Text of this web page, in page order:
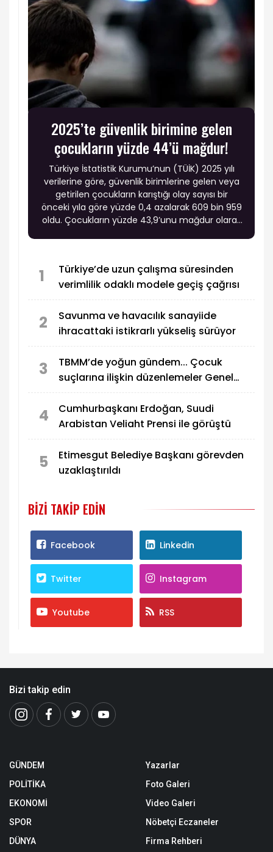
2025’te güvenlik birimine gelen
çocukların yüzde 44’ü mağdur!
Türkiye İstatistik Kurumu’nun (TÜİK) 2025 yılı
verilerine göre, güvenlik birimlerine gelen veya
getirilen çocukların karıştığı olay sayısı bir
önceki yıla göre yüzde 0,4 azalarak 609 bin 959
oldu. Çocukların yüzde 43,9’unu mağdur olarak
1
Türkiye’de uzun çalışma süresinden
verimlilik odaklı modele geçiş çağrısı
2
Savunma ve havacılık sanayiide
ihracattaki istikrarlı yükseliş sürüyor
3
TBMM’de yoğun gündem... Çocuk
suçlarına ilişkin düzenlemeler Genel
4
Cumhurbaşkanı Erdoğan, Suudi
Arabistan Veliaht Prensi ile görüştü
5
Etimesgut Belediye Başkanı görevden
uzaklaştırıldı
BIZI TAKIP EDIN
Facebook Linkedin
Twitter Instagram
Youtube RSS
Bizi takip edin
GÜNDEM
POLİTİKA
EKONOMİ
SPOR
DÜNYA
Yazarlar
Foto Galeri
Video Galeri
Nöbetçi Eczaneler
Firma Rehberi